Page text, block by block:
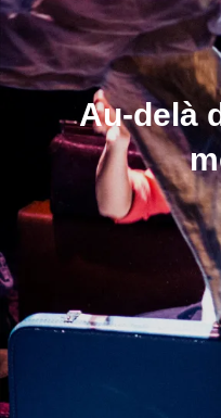
Au-delà